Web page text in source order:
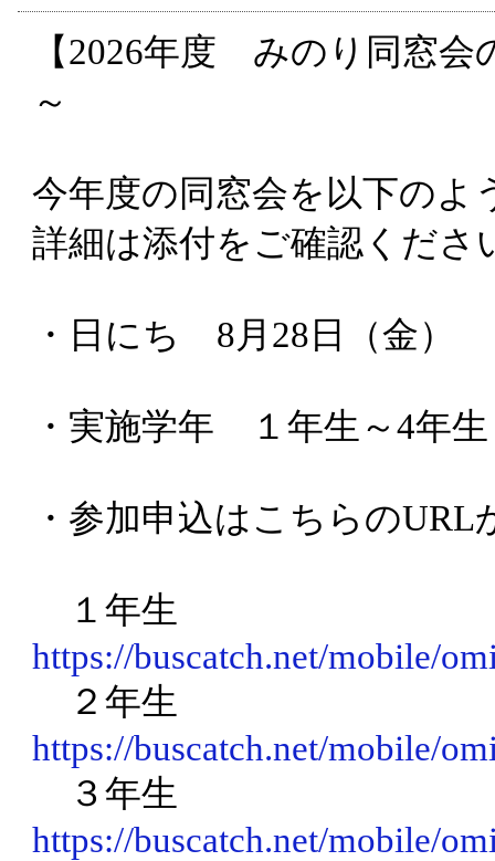
【2026年度 みのり同窓会
～
今年度の同窓会を以下のよ
詳細は添付をご確認くださ
・日にち 8月28日（金）
・実施学年 １年生～4年生
・参加申込はこちらのURL
１年生
https://buscatch.net/mobile/
２年生
https://buscatch.net/mobile/
３年生
https://buscatch.net/mobile/